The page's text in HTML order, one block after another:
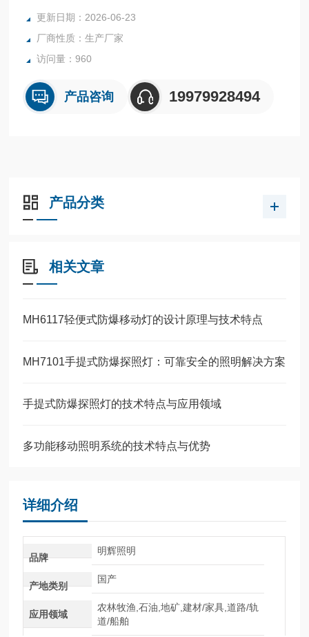
更新日期：2026-06-23
厂商性质：生产厂家
访问量：960
产品咨询 19979928494
产品分类
相关文章
MH6117轻便式防爆移动灯的设计原理与技术特点
MH7101手提式防爆探照灯：可靠安全的照明解决方案
手提式防爆探照灯的技术特点与应用领域
多功能移动照明系统的技术特点与优势
详细介绍
品牌
明辉照明
产地类别
国产
应用领域
农林牧渔,石油,地矿,建材/家具,道路/轨
道/船舶